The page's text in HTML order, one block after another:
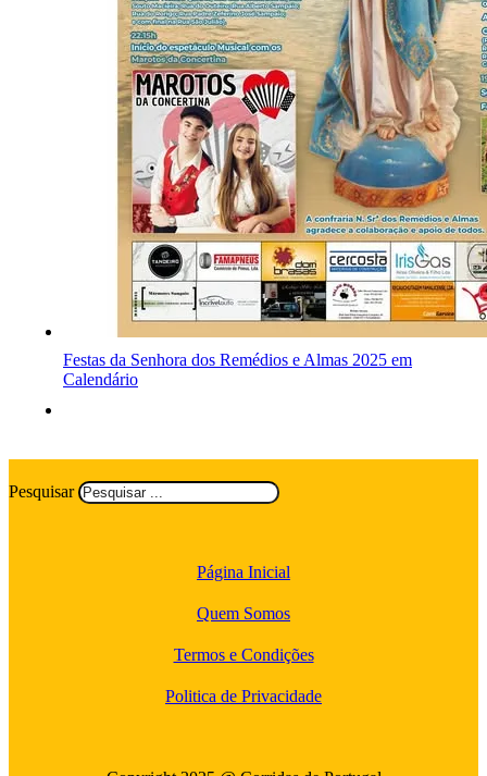
Festas da Senhora dos Remédios e Almas 2025 em
Calendário
Pesquisar
Página Inicial
Quem Somos
Termos e Condições
Politica de Privacidade